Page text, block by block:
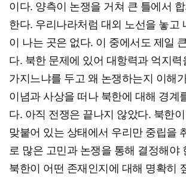
이다. 양측이 논쟁을 거쳐 큰 틀에서
한다. 우리나라처럼 대외 노선을 놓고
이 나는 곳은 없다. 이 중에서도 제일
다. 북한 문제에 있어 대항력과 억지력
가지느냐를 두고 왜 논쟁하는지 이해
이념과 사상을 떠나 북한에 대해 경계
다. 아직 전쟁은 끝나지 않았다. 북한
맞붙어 있는 상태에서 우리만 중립을
로 많은 고민과 논쟁을 통해 결정해야
북한이 어떤 존재인지에 대해 명확히